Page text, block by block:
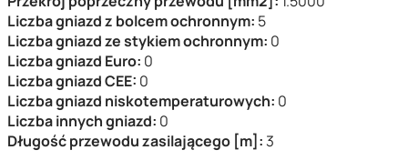
Liczba gniazd z bolcem ochronnym: 5
Liczba gniazd ze stykiem ochronnym: 0
Liczba gniazd Euro: 0
Liczba gniazd CEE: 0
Liczba gniazd niskotemperaturowych: 0
Liczba innych gniazd: 0
Długość przewodu zasilającego [m]: 3